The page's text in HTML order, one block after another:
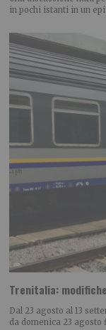
in pochi istanti in un
Trenitalia:
Dal 23 agosto al 13
da domenica 23 agosto